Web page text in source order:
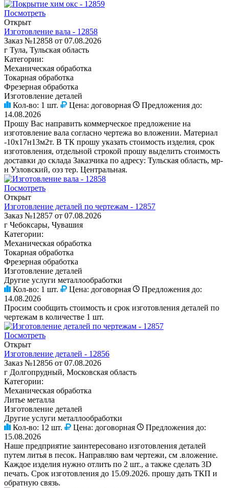
Посмотреть
Открыт
Изготовление вала - 12858
Заказ №12858 от 07.08.2026
г Тула, Тульская область
Категории:
Механическая обработка
Токарная обработка
Фрезерная обработка
Изготовление деталей
Кол-во: 1 шт. Цена: договорная
Предложения до:
14.08.2026
Прошу Вас направить коммерческое предложение на
изготовление вала согласно чертежа во вложении. Материал
-10х17н13м2т. В ТК прошу указать стоимость изделия, срок
изготовления, отдельной строкой прошу выделить стоимость
доставки до склада Заказчика по адресу: Тульская область, мр-
н Узловский, оэз тер. Центральная.
Посмотреть
Открыт
Изготовление деталей по чертежам - 12857
Заказ №12857 от 07.08.2026
г Чебоксары, Чувашия
Категории:
Механическая обработка
Токарная обработка
Фрезерная обработка
Изготовление деталей
Другие услуги металлообработки
Кол-во: 1 шт. Цена: договорная
Предложения до:
14.08.2026
Просим сообщить стоимость и срок изготовления деталей по
чертежам в количестве 1 шт.
Посмотреть
Открыт
Изготовление деталей - 12856
Заказ №12856 от 07.08.2026
г Долгопрудный, Московская область
Категории:
Механическая обработка
Литье металла
Изготовление деталей
Другие услуги металлообработки
Кол-во: 12 шт. Цена: договорная
Предложения до:
15.08.2026
Наше предприятие заинтересовано изготовления деталей
путем литья в песок. Направляю вам чертежи, см .вложение.
Каждое изделия нужно отлить по 2 шт., а также сделать 3D
печать. Срок изготовления до 15.09.2026. прошу дать ТКП и
обратную связь.